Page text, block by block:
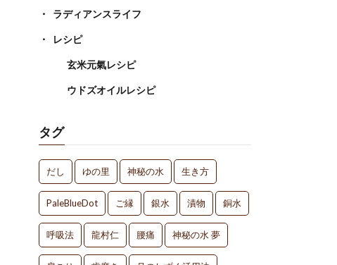
ラディアンスライフ
レシピ
玄米元氣レシピ
ウドズオイルレシピ
タグ
だし ゆの里 神秘の水 生き方
PaleBlueDot ご縁 銀水 漬物 銅水
呼吸法 龍村仁 腰痛 神秘の水 夢